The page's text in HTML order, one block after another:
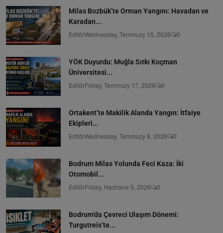
Milas Bozbük’te Orman Yangını: Havadan ve
Karadan...
EditörWednesday, Temmuzy 15, 2026 0
YÖK Duyurdu: Muğla Sıtkı Koçman
Üniversitesi...
EditörFriday, Temmuzy 17, 2026 0
Ortakent’te Makilik Alanda Yangın: İtfaiye
Ekipleri...
EditörWednesday, Temmuzy 8, 2026 0
Bodrum Milas Yolunda Feci Kaza: İki
Otomobil...
EditörFriday, Hazirane 5, 2026 0
Bodrum’da Çevreci Ulaşım Dönemi:
Turgutreis’te...